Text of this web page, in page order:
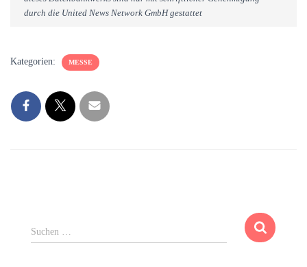
durch die United News Network GmbH gestattet
Kategorien: MESSE
S
u
Suchen …